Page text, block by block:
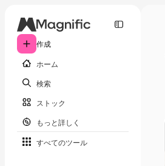
作成
ホーム
検索
ストック
もっと詳しく
すべてのツール